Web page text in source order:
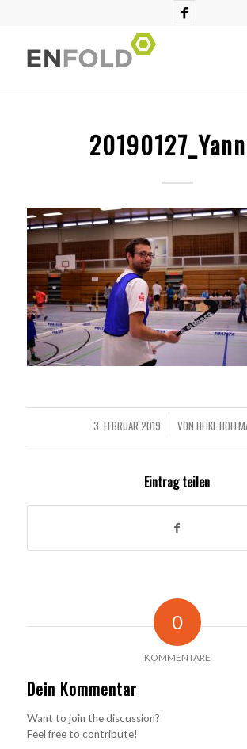
3. FEBRUAR 2019
/ VON HEIKE
Eintrag teilen
0
KOMMENTARE
Dein Kommentar
Want to join the discussion?
Feel free to contribute!